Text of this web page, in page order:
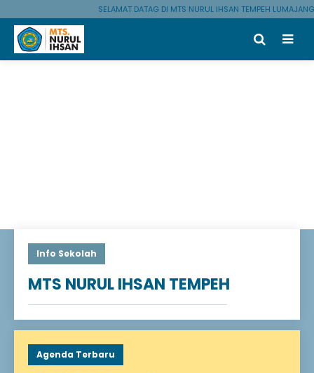
SELAMAT DATAG DI MTS NURUL IHSAN TEMPEH LUMAJANG
Info Sekolah
MTS NURUL IHSAN TEMPEH
Agenda Terbaru